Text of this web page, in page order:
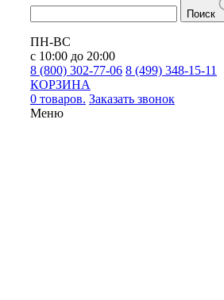
Поиск
ПН-ВС
с 10:00 до 20:00
8 (800) 302-77-06 8 (499) 348-15-11
КОРЗИНА
0 товаров. Заказать звонок
Меню